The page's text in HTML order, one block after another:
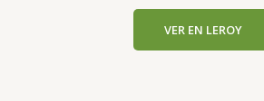
VER EN LEROY